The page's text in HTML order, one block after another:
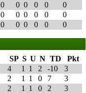
0 0 0 0 0
0
0 0 0 0 0
0
0 0 0 0 0 0
SP S U N TD
Pkt
4 1 1 2 -10
3
2 1 1 0 7
3
2 1 1 0 2
3